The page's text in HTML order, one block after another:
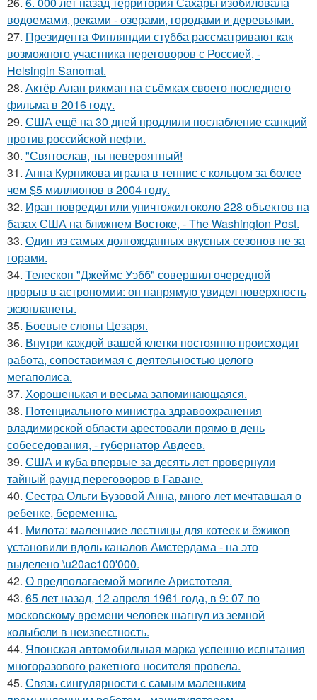
водоемами, реками - озерами, городами и деревьями.
27. Президента Финляндии стубба рассматривают как
возможного участника переговоров с Россией, -
Helsingin Sanomat.
28. Актёр Алан рикман на съёмках своего последнего
фильма в 2016 году.
29. США ещё на 30 дней продлили послабление санкций
против российской нефти.
30. "Святослав, ты невероятный!
31. Анна Курникова играла в теннис с кольцом за более
чем $5 миллионов в 2004 году.
32. Иран повредил или уничтожил около 228 объектов на
базах США на ближнем Востоке, - The Washington Post.
33. Один из самых долгожданных вкусных сезонов не за
горами.
34. Телескоп "Джеймс Уэбб" совершил очередной
прорыв в астрономии: он напрямую увидел поверхность
экзопланеты.
35. Боевые слоны Цезаря.
36. Внутри каждой вашей клетки постоянно происходит
работа, сопоставимая с деятельностью целого
мегаполиса.
37. Хорoшенькая и весьма запоминaющаяся.
38. Потенциального министра здравоохранения
владимирской области арестовали прямо в день
собеседования, - губернатор Авдеев.
39. США и куба впервые за десять лет провернули
тайный раунд переговоров в Гаване.
40. Сестра Ольги Бузовой Анна, много лет мечтавшая о
ребенке, беременна.
41. Милота: маленькие лестницы для котеек и ёжиков
установили вдоль каналов Амстердама - на это
выделено \u20ac100'000.
42. О предполагаемой могиле Аристотеля.
43. 65 лет назад, 12 апреля 1961 года, в 9: 07 по
московскому времени человек шагнул из земной
колыбели в неизвестность.
44. Японская автомобильная марка успешно испытания
многоразового ракетного носителя провела.
45. Связь сингулярности с самым маленьким